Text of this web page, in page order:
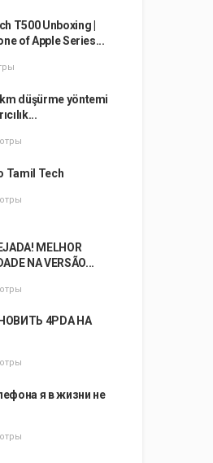
T500 Unboxing |
of Apple Series...
düşürme yöntemi
Tamil Tech
MELHOR
NA VERSÃO...
4PDA НА
я в жизни не